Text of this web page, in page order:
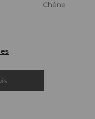
Chêne